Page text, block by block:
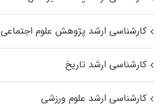
کارشناسی ارشد پژوهش علوم اجتماعی
کارشناسی ارشد تاریخ
کارشناسی ارشد علوم ورزشی